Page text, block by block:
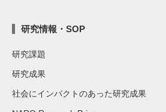
研究情報・SOP
研究課題
研究成果
社会にインパクトのあった研究成果